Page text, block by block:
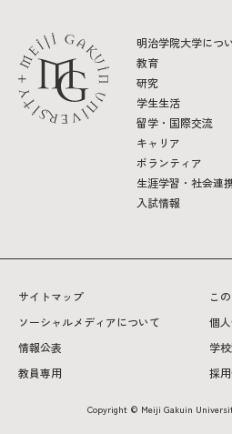
明治学院大学につ
教育
研究
学生生活
留学・国際交流
キャリア
ボランティア
生涯学習・社会連
入試情報
サイトマップ
こ
ソーシャルメディアについて
個
情報公表
学
教員専用
採
Copyright © Meiji Gakuin